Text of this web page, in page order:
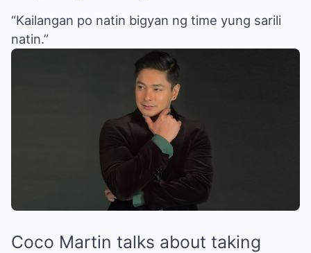
“Kailangan po natin bigyan ng time yung sarili
natin.”
Coco Martin talks about taking